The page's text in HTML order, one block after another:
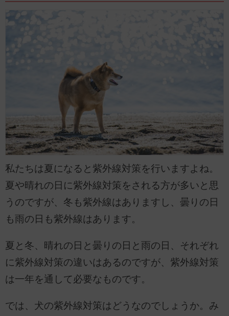
私たちは夏になると紫外線対策を行いますよね。
夏や晴れの日に紫外線対策をされる方が多いと思
うのですが、冬も紫外線はありますし、曇りの日
も雨の日も紫外線はあります。
夏と冬、晴れの日と曇りの日と雨の日、それぞれ
に紫外線対策の違いはあるのですが、紫外線対策
は一年を通して必要なものです。
では、犬の紫外線対策はどうなのでしょうか。み